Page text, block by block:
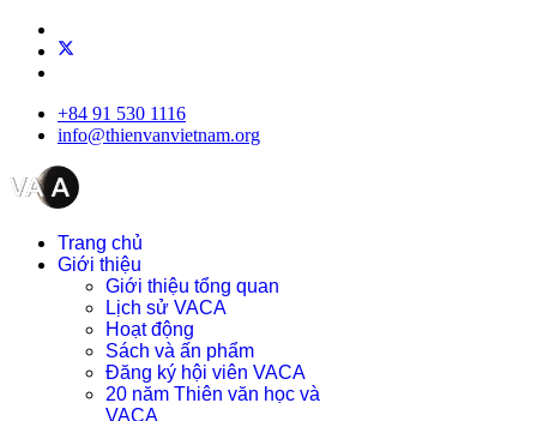
+84 91 530 1116
info@thienvanvietnam.org
Trang chủ
Giới thiệu
Giới thiệu tổng quan
Lịch sử VACA
Hoạt động
Sách và ấn phẩm
Đăng ký hội viên VACA
20 năm Thiên văn học và
VACA